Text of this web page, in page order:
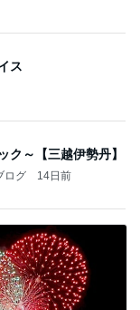
ス
ク～【三越伊勢丹】
ログ 14日前